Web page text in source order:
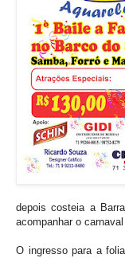
depois costeia a
acompanhar o
O ingresso para a